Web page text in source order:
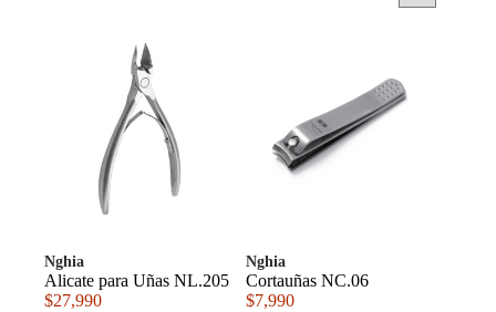
Nghia
Alicate para Uñas NL.205
$27,990
Nghia
Cortauñas NC.06
$7,990